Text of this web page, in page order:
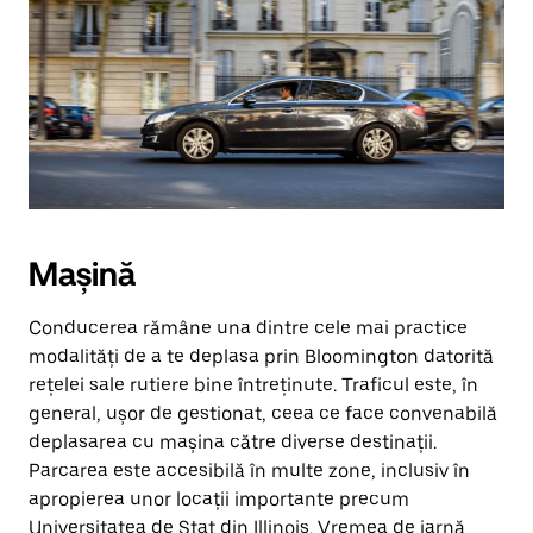
Mașină
Conducerea rămâne una dintre cele mai practice
modalități de a te deplasa prin Bloomington datorită
rețelei sale rutiere bine întreținute. Traficul este, în
general, ușor de gestionat, ceea ce face convenabilă
deplasarea cu mașina către diverse destinații.
Parcarea este accesibilă în multe zone, inclusiv în
apropierea unor locații importante precum
Universitatea de Stat din Illinois. Vremea de iarnă